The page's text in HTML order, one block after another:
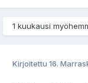
1 kuukausi
Kirjoitettu 16.